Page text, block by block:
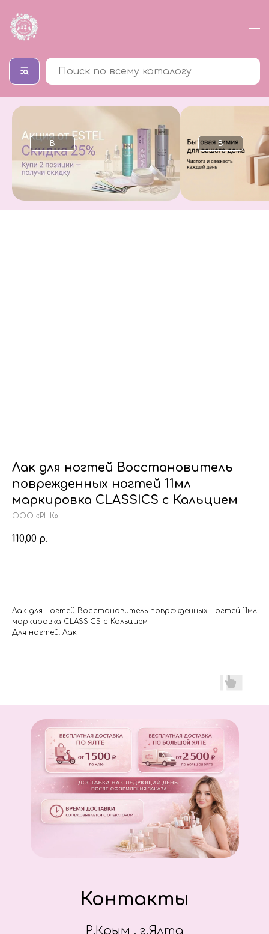
каталог
В
каталог
Лак для ногтей Восстановитель
поврежденных ногтей 11мл
маркировка СLASSICS с Кальцием
ООО «РНК»
110,00 р.
Лак для ногтей Восстановитель поврежденных ногтей 11мл
маркировка СLASSICS с Кальцием
Для ногтей: Лак
Контакты
Р.Крым , г.Ялта